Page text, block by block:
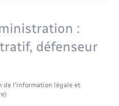
de l’espace
:
défenseur
de l'information légale et